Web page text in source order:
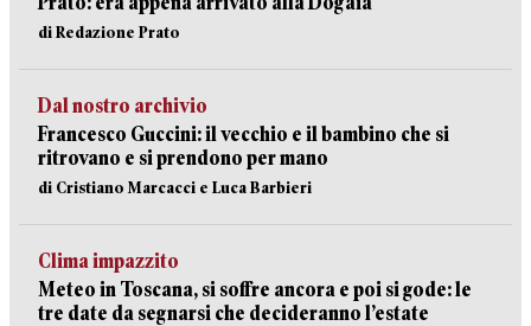
di Redazione Prato
Dal nostro archivio
Francesco Guccini: il vecchio e il bambino che si
ritrovano e si prendono per mano
di Cristiano Marcacci e Luca Barbieri
Clima impazzito
Meteo in Toscana, si soffre ancora e poi si gode: le
tre date da segnarsi che decideranno l’estate